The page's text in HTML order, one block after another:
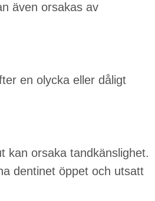
även orsakas av
en olycka eller dåligt
kan orsaka tandkänslighet.
dentinet öppet och utsatt